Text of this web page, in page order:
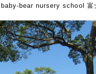
baby-bear nursery school 富